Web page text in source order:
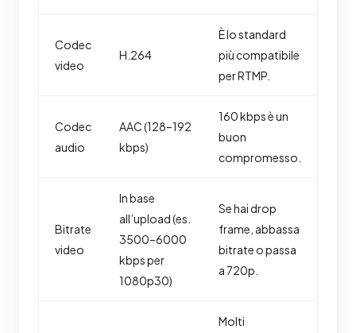
Codec
video
H.264
È lo standard
più compatibile
per RTMP.
Codec
audio
AAC (128–192
kbps)
160 kbps è un
buon
compromesso.
Bitrate
video
In base
all’upload (es.
3500–6000
kbps per
1080p30)
Se hai drop
frame, abbassa
bitrate o passa
a 720p.
Molti